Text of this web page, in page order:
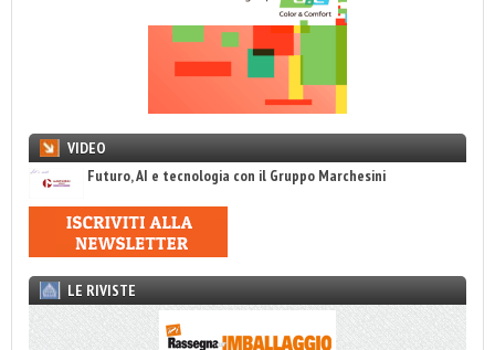
VIDEO
Futuro, AI e tecnologia con il Gruppo Marchesini
LE RIVISTE